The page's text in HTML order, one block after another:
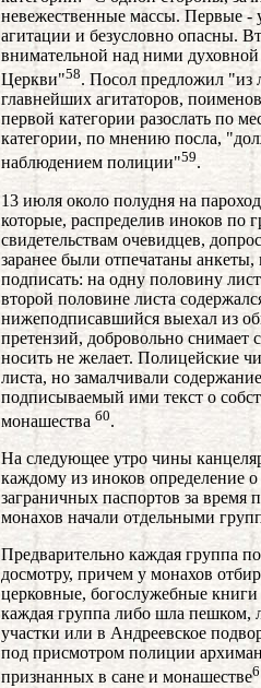
невежественные массы. Первые
агитации и безусловно опасны.
внимательной над ними
Церкви"58. Посол предложил "из
главнейших агитаторов,
первой категории разослать по
категории, по мнению посла,
наблюдением полиции"59.
13 июля около полудня на
которые, распределив иноков по
свидетельствам очевидцев,
заранее были отпечатаны
подписать: на одну половину
второй половине листа
нижеподписавшийся выехал из
претензий, добровольно снимает
носить не желает. Полицейские
листа, но замалчивали
подписываемый ими текст о
монашества б0.
На следующее утро чины
каждому из иноков определение
заграничных паспортов за время
монахов начали отдельными
Предварительно каждая группа
досмотру, причем у монахов
церковные, богослужебные
каждая группа либо шла пешком,
участки или в Андреевское
под присмотром полиции
признанных в сане и монашестве